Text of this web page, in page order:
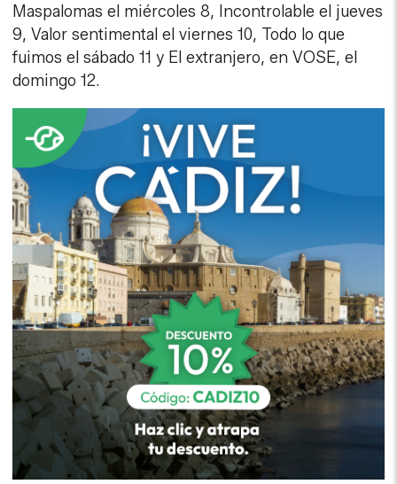
Maspalomas el miércoles 8, Incontrolable el jueves
9, Valor sentimental el viernes 10, Todo lo que
fuimos el sábado 11 y El extranjero, en VOSE, el
domingo 12.